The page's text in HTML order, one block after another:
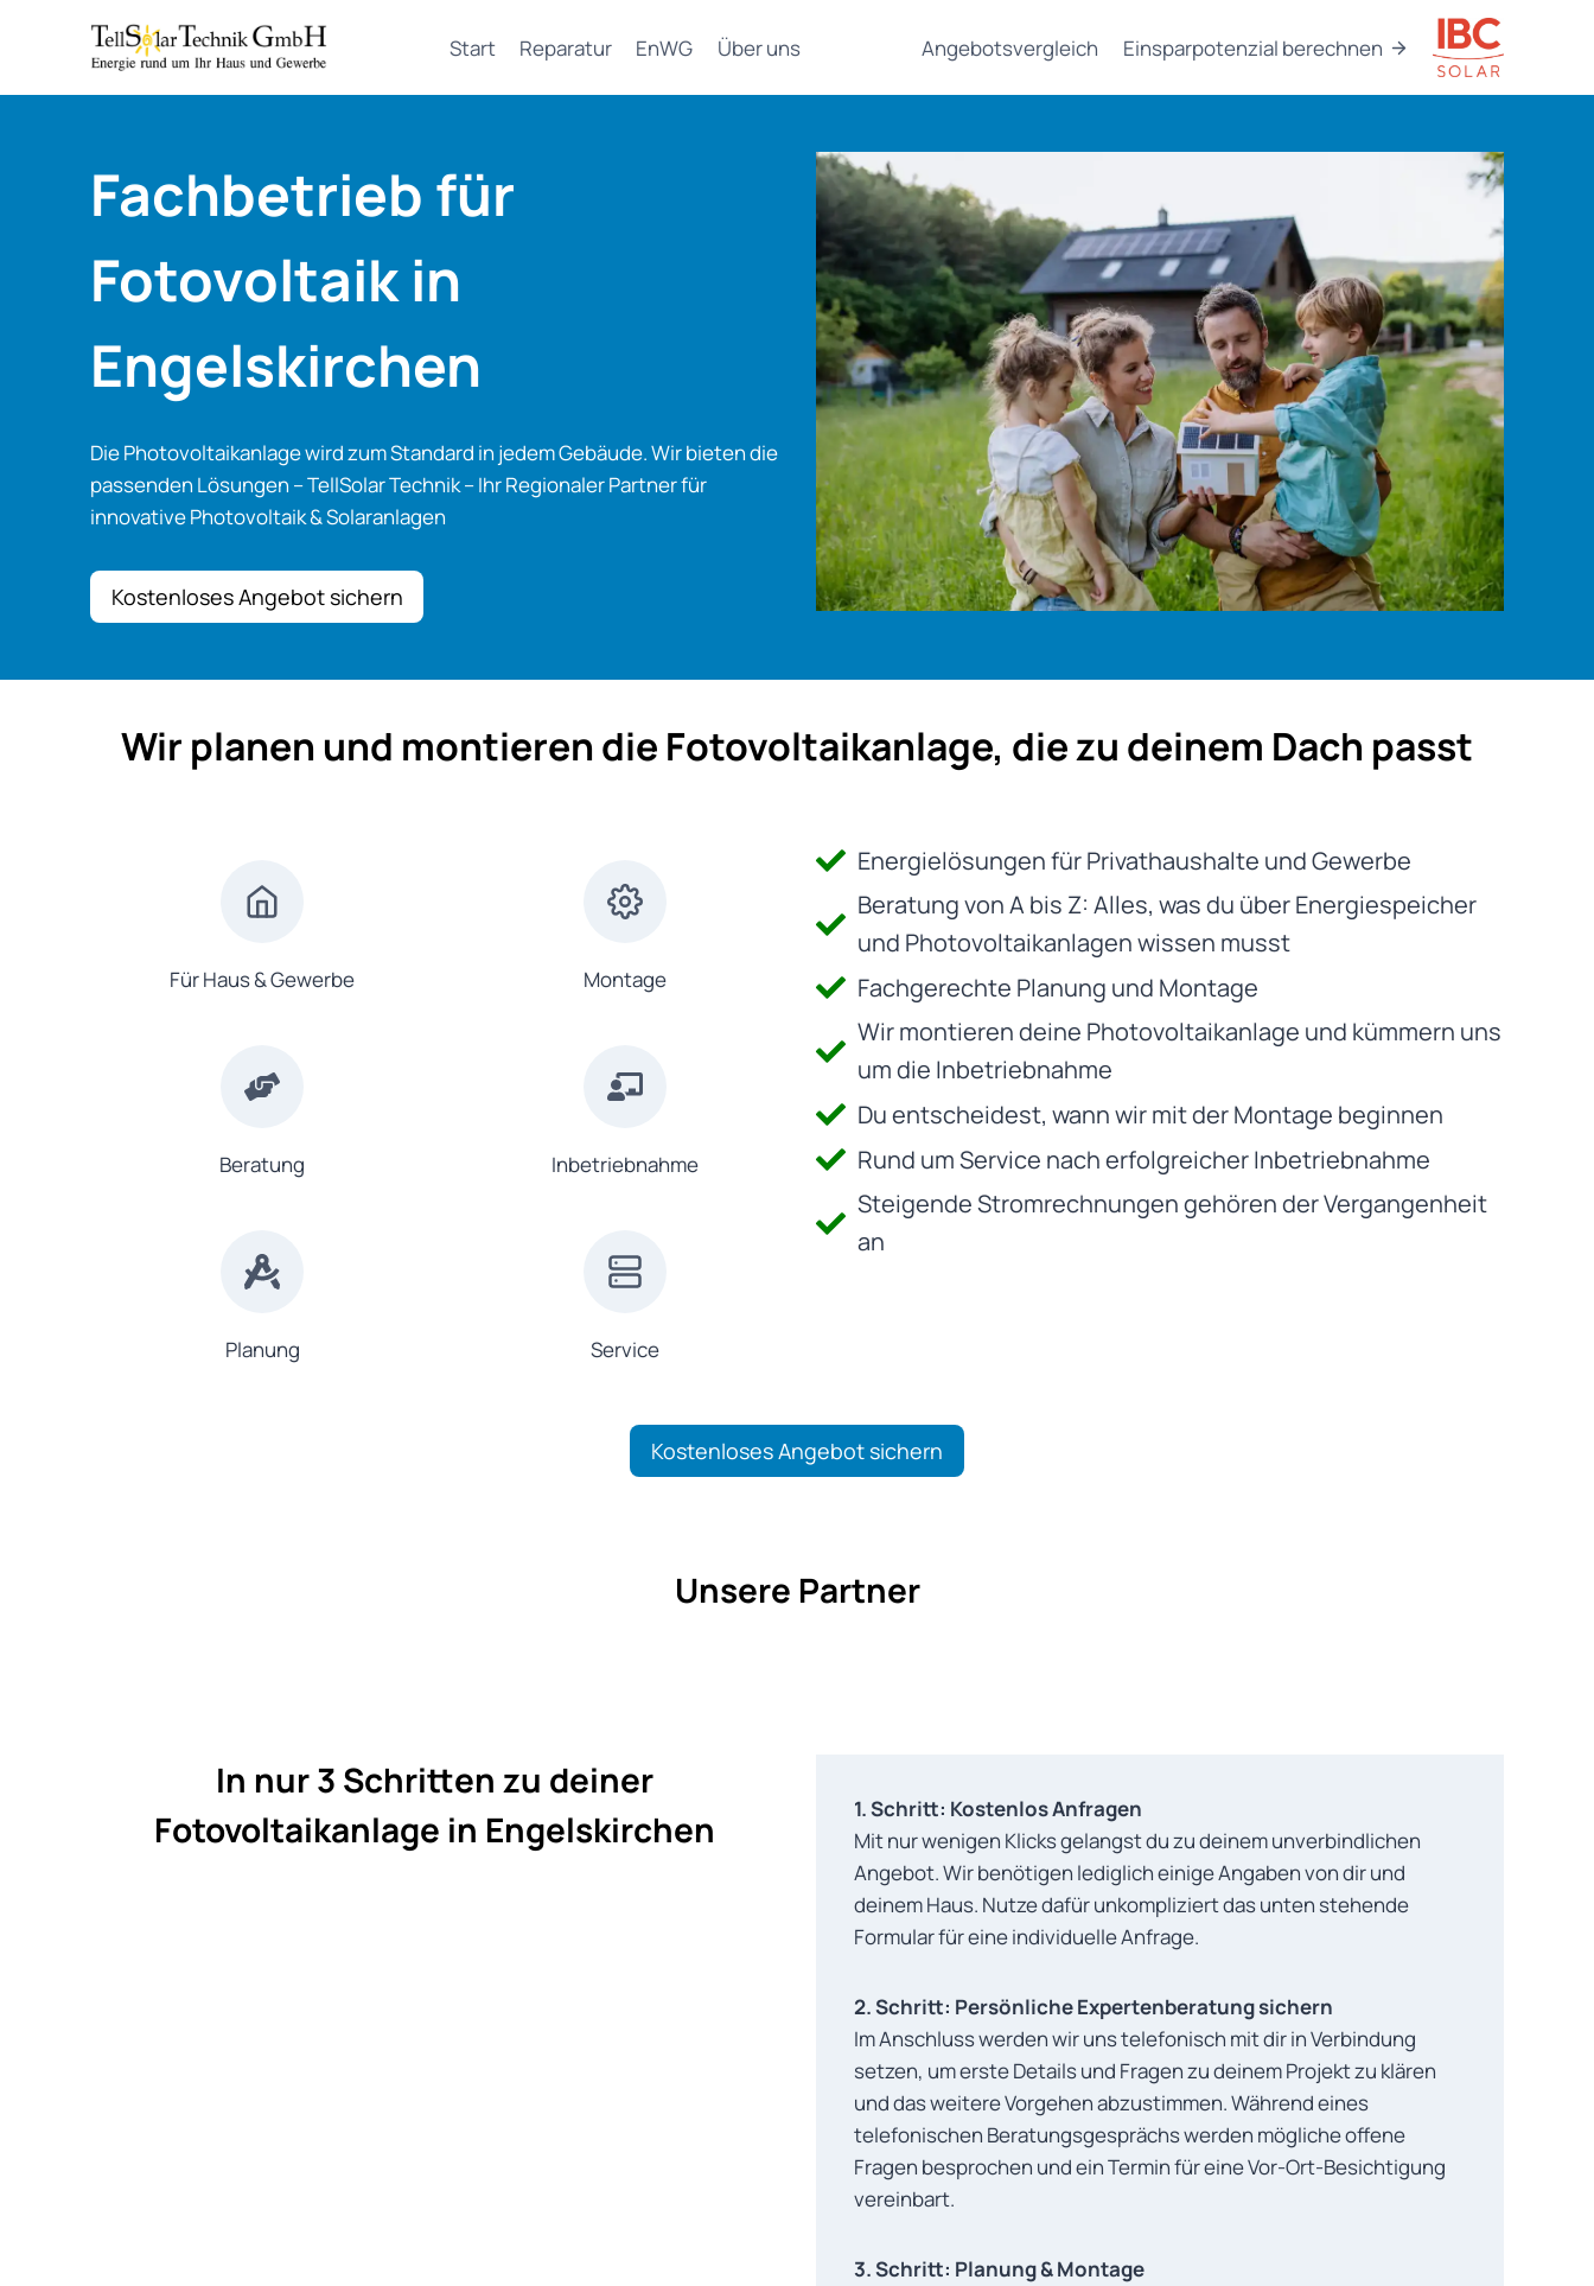
Start Reparatur EnWG Über uns Angebotsvergleich Einsparpotenzial berechnen
Fachbetrieb für
Fotovoltaik in
Engelskirchen
Die Photovoltaikanlage wird zum Standard in jedem Gebäude. Wir bieten die
passenden Lösungen – TellSolar Technik – Ihr Regionaler Partner für
innovative Photovoltaik & Solaranlagen
Kostenloses Angebot sichern
Wir planen und montieren die Fotovoltaikanlage, die zu deinem Dach passt
Für Haus & Gewerbe
Beratung
Planung
Montage
Inbetriebnahme
Service
Energielösungen für Privathaushalte und Gewerbe
Beratung von A bis Z: Alles, was du über Energiespeicher
und Photovoltaikanlagen wissen musst
Fachgerechte Planung und Montage
Wir montieren deine Photovoltaikanlage und kümmern uns
um die Inbetriebnahme
Du entscheidest, wann wir mit der Montage beginnen
Rund um Service nach erfolgreicher Inbetriebnahme
Steigende Stromrechnungen gehören der Vergangenheit
an
Kostenloses Angebot sichern
Unsere Partner
In nur 3 Schritten zu deiner
Fotovoltaikanlage in Engelskirchen
1. Schritt: Kostenlos Anfragen
Mit nur wenigen Klicks gelangst du zu deinem unverbindlichen
Angebot. Wir benötigen lediglich einige Angaben von dir und
deinem Haus. Nutze dafür unkompliziert das unten stehende
Formular für eine individuelle Anfrage.
2. Schritt: Persönliche Expertenberatung sichern
Im Anschluss werden wir uns telefonisch mit dir in Verbindung
setzen, um erste Details und Fragen zu deinem Projekt zu klären
und das weitere Vorgehen abzustimmen. Während eines
telefonischen Beratungsgesprächs werden mögliche offene
Fragen besprochen und ein Termin für eine Vor-Ort-Besichtigung
vereinbart.
3. Schritt: Planung & Montage